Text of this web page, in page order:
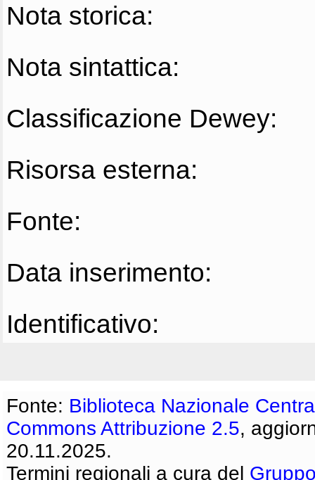
Nota storica:
Nota sintattica:
Classificazione Dewey:
Risorsa esterna:
Fonte:
Data inserimento:
Identificativo:
Fonte: Biblioteca Nazionale
Commons Attribuzione 2.5,
20.11.2025.
Termini regionali a cura del